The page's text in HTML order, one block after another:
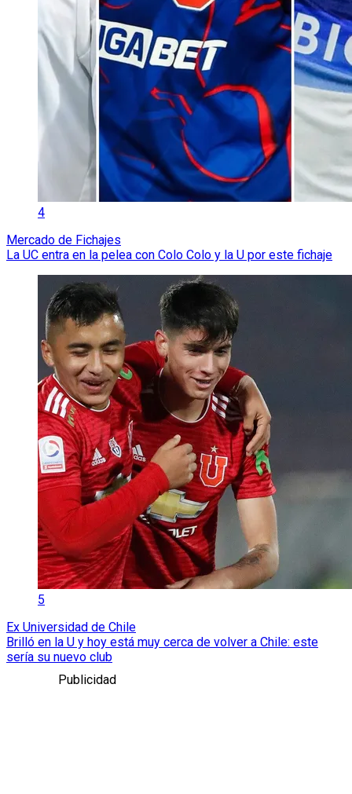
4
Mercado de Fichajes
La UC entra en la pelea con Colo Colo y la U por este fichaje
5
Ex Universidad de Chile
Brilló en la U y hoy está muy cerca de volver a Chile: este
sería su nuevo club
Publicidad